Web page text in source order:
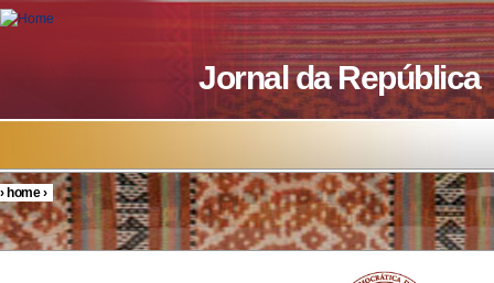
Skip to main content
Jornal da República
You are here
›home›